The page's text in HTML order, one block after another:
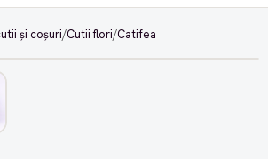
și coșuri/Cutii flori/Catifea